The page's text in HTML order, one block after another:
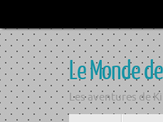
au
contenu
Le Monde
Les aventures de